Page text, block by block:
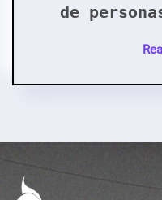
de